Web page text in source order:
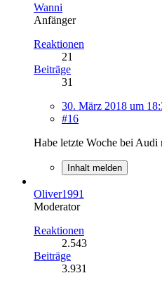
Wanni
Anfänger
Reaktionen
21
Beiträge
31
30. März 2018 um
#16
Habe letzte Woche bei
Inhalt melden
Oliver1991
Moderator
Reaktionen
2.543
Beiträge
3.931